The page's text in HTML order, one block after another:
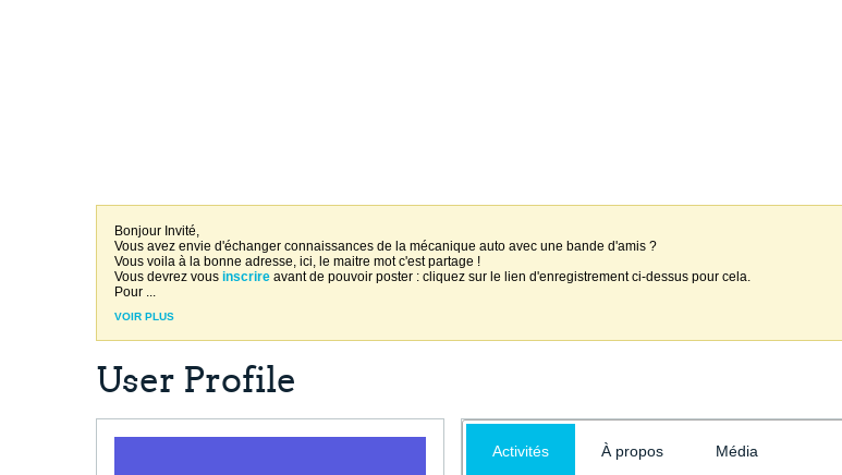
Bonjour Invité,
Vous avez envie d'échanger connaissances de la mécanique auto avec une bande d'amis ?
Vous voila à la bonne adresse, ici, le maitre mot c'est partage !
Vous devrez vous inscrire avant de pouvoir poster : cliquez sur le lien d'enregistrement ci-dessus pour cela.
Pour ...
VOIR PLUS
User Profile
Activités À propos Média